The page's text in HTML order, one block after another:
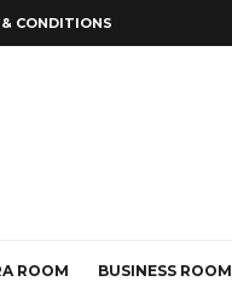
CONDITIONS
ROOM BUSINESS ROOM